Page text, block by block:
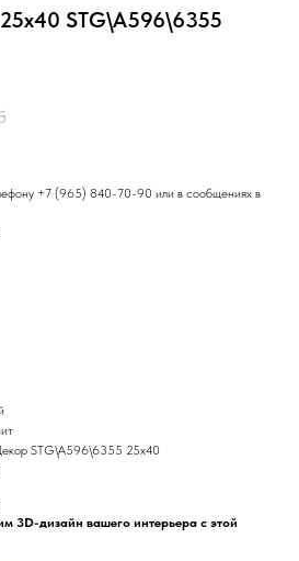
STG\A596\6355
+7 (965) 840-70-90 или в сообщениях в
STG\A596\6355 25х40
3D-дизайн вашего интерьера с этой